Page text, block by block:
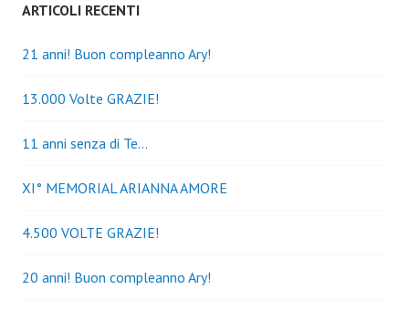
ARTICOLI RECENTI
21 anni! Buon compleanno Ary!
13.000 Volte GRAZIE!
11 anni senza di Te…
XI° MEMORIAL ARIANNA AMORE
4.500 VOLTE GRAZIE!
20 anni! Buon compleanno Ary!